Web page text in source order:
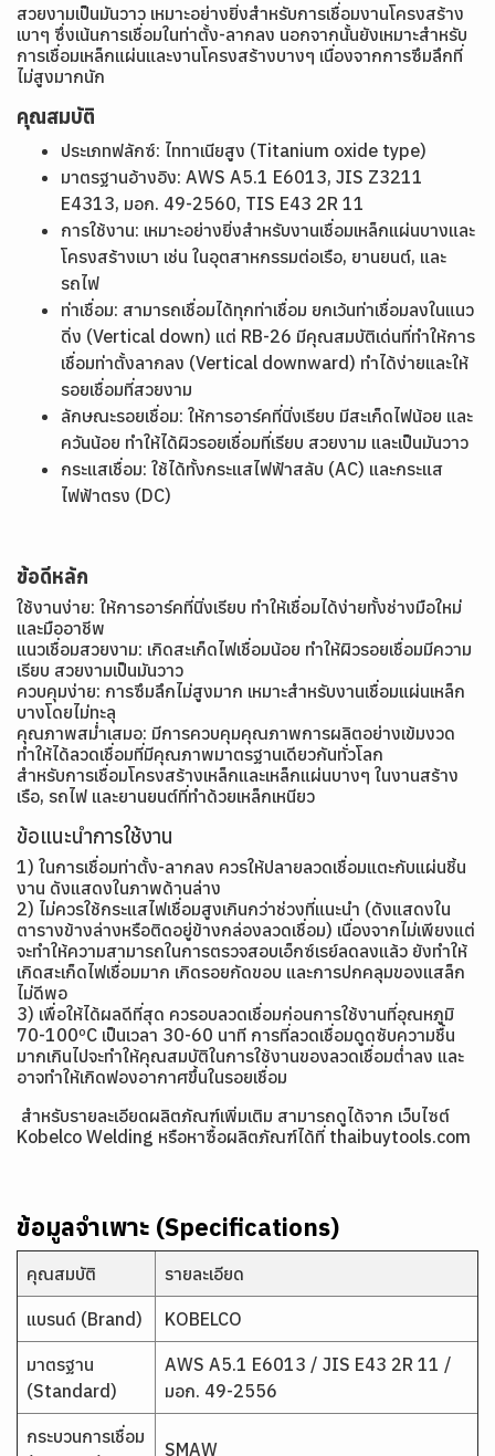
สวยงามเป็นมันวาว เหมาะอย่างยิ่งสำหรับการเชื่อมงานโครงสร้าง
เบาๆ ซึ่งเน้นการเชื่อมในท่าตั้ง-ลากลง นอกจากนั้นยังเหมาะสำหรับ
การเชื่อมเหล็กแผ่นและงานโครงสร้างบางๆ เนื่องจากการซึมลึกที่
ไม่สูงมากนัก
คุณสมบัติ
ประเภทฟลักซ์: ไททาเนียสูง (Titanium oxide type)
มาตรฐานอ้างอิง: AWS A5.1 E6013, JIS Z3211
E4313, มอก. 49-2560, TIS E43 2R 11
การใช้งาน: เหมาะอย่างยิ่งสำหรับงานเชื่อมเหล็กแผ่นบางและ
โครงสร้างเบา เช่น ในอุตสาหกรรมต่อเรือ, ยานยนต์, และ
รถไฟ
ท่าเชื่อม: สามารถเชื่อมได้ทุกท่าเชื่อม ยกเว้นท่าเชื่อมลงในแนว
ดิ่ง (Vertical down) แต่ RB-26 มีคุณสมบัติเด่นที่ทำให้การ
เชื่อมท่าตั้งลากลง (Vertical downward) ทำได้ง่ายและให้
รอยเชื่อมที่สวยงาม
ลักษณะรอยเชื่อม: ให้การอาร์คที่นิ่งเรียบ มีสะเก็ดไฟน้อย และ
ควันน้อย ทำให้ได้ผิวรอยเชื่อมที่เรียบ สวยงาม และเป็นมันวาว
กระแสเชื่อม: ใช้ได้ทั้งกระแสไฟฟ้าสลับ (AC) และกระแส
ไฟฟ้าตรง (DC)
ข้อดีหลัก
ใช้งานง่าย: ให้การอาร์คที่นิ่งเรียบ ทำให้เชื่อมได้ง่ายทั้งช่างมือใหม่
และมืออาชีพ
แนวเชื่อมสวยงาม: เกิดสะเก็ดไฟเชื่อมน้อย ทำให้ผิวรอยเชื่อมมีความ
เรียบ สวยงามเป็นมันวาว
ควบคุมง่าย: การซึมลึกไม่สูงมาก เหมาะสำหรับงานเชื่อมแผ่นเหล็ก
บางโดยไม่ทะลุ
คุณภาพสม่ำเสมอ: มีการควบคุมคุณภาพการผลิตอย่างเข้มงวด
ทำให้ได้ลวดเชื่อมที่มีคุณภาพมาตรฐานเดียวกันทั่วโลก
สำหรับการเชื่อมโครงสร้างเหล็กและเหล็กแผ่นบางๆ ในงานสร้าง
เรือ, รถไฟ และยานยนต์ที่ทำด้วยเหล็กเหนียว
ข้อแนะนำการใช้งาน
1) ในการเชื่อมท่าตั้ง-ลากลง ควรให้ปลายลวดเชื่อมแตะกับแผ่นชิ้น
งาน ดังแสดงในภาพด้านล่าง
2) ไม่ควรใช้กระแสไฟเชื่อมสูงเกินกว่าช่วงที่แนะนำ (ดังแสดงใน
ตารางข้างล่างหรือติดอยู่ข้างกล่องลวดเชื่อม) เนื่องจากไม่เพียงแต่
จะทำให้ความสามารถในการตรวจสอบเอ็กซ์เรย์ลดลงแล้ว ยังทำให้
เกิดสะเก็ดไฟเชื่อมมาก เกิดรอยกัดขอบ และการปกคลุมของแสล็ก
ไม่ดีพอ
3) เพื่อให้ได้ผลดีที่สุด ควรอบลวดเชื่อมก่อนการใช้งานที่อุณหภูมิ
70-100ºC เป็นเวลา 30-60 นาที การที่ลวดเชื่อมดูดซับความชื้น
มากเกินไปจะทำให้คุณสมบัติในการใช้งานของลวดเชื่อมต่ำลง และ
อาจทำให้เกิดฟองอากาศขึ้นในรอยเชื่อม
สำหรับรายละเอียดผลิตภัณฑ์เพิ่มเติม สามารถดูได้จาก เว็บไซต์
Kobelco Welding หรือหาซื้อผลิตภัณฑ์ได้ที่ thaibuytools.com
ข้อมูลจำเพาะ (Specifications)
คุณสมบัติ รายละเอียด
แบรนด์ (Brand) KOBELCO
มาตรฐาน
(Standard)
AWS A5.1 E6013 / JIS E43 2R 11 /
มอก. 49-2556
กระบวนการเชื่อม
SMAW